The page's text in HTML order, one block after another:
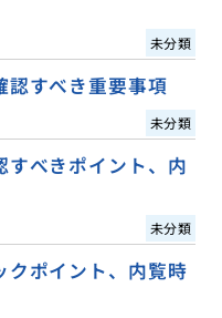
未分類
認すべき重要事項
未分類
すべきポイント、内
未分類
クポイント、内覧時